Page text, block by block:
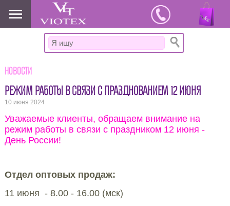
www.viotex37.ru
Новости
РЕЖИМ РАБОТЫ В СВЯЗИ С ПРАЗДНОВАНИЕМ 12 ИЮНЯ
10 июня 2024
Уважаемые клиенты, обращаем внимание на
режим работы в связи с праздником 12 июня -
День России!
Отдел оптовых продаж:
11 июня - 8.00 - 16.00 (мск)